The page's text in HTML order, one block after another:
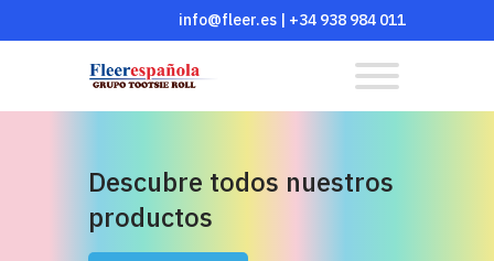
info@fleer.es | +34 938 984 011
Descubre todos nuestros
productos